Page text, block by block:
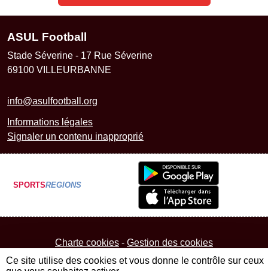
ASUL Football
Stade Séverine - 17 Rue Séverine
69100 VILLEURBANNE
info@asulfootball.org
Informations légales
Signaler un contenu inapproprié
SPORTSREGIONS
Charte cookies Gestion des cookies
Ce site utilise des cookies et vous donne le contrôle sur ceux